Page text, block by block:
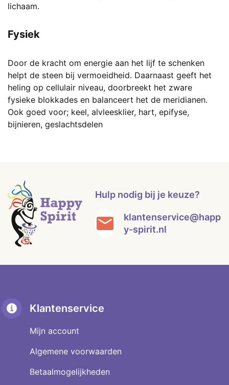
lichaam.
Fysiek
Door de kracht om energie aan het lijf te schenken
helpt de steen bij vermoeidheid. Daarnaast geeft het
heling op cellulair niveau, doorbreekt het zware
fysieke blokkades en balanceert het de meridianen.
Ook goed voor; keel, alvleesklier, hart, epifyse,
bijnieren, geslachtsdelen
Hulp nodig bij je keuze?
klantenservice@happ
y-spirit.nl
Klantenservice
Mijn account
Algemene voorwaarden
Betaalmogelijkheden